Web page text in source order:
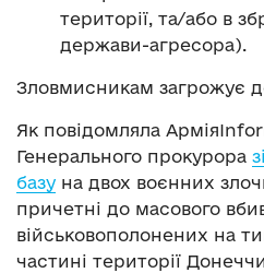
території, та/або в
держави-агресора).
Зловмисникам загрожує
Як повідомляла
Генерального прокурора
базу на двох воєнних
причетні до масового
військовополонених на
частині території